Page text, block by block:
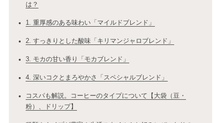
は？
1. 重厚感のある味わい「マイルドブレンド」
2. すっきりとした酸味「キリマンジャロブレンド」
3. モカの甘い香り「モカブレンド」
4. 深いコクとまろやかさ「スペシャルブレンド」
コスパも解説。コーヒーのタイプについて【大袋（豆・
粉）、ドリップ】